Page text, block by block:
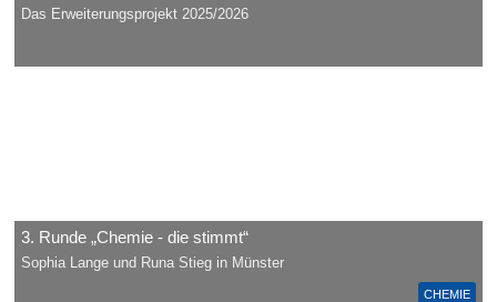
Das Erweiterungsprojekt 2025/2026
CHEMIE
3. Runde „Chemie - die stimmt“
Sophia Lange und Runa Stieg in Münster